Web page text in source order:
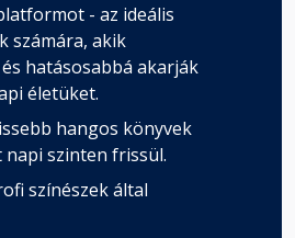
- az ideális
számára, akik
hatásosabbá akarják
életüket.
hangos könyvek
napi szinten frissül.
színészek által